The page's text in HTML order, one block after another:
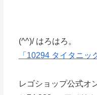
(^^)/ はろはろ。
「10294 タイタニッ
レゴショップ公式オ